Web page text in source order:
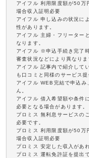
アイフル 利用限度額が50万
場合収入証明必要
アイフル 申し込みの状況に
性があります。
アイフル 主婦・フリーター
なります。
アイフル ※申込手続き完了
審査状況などにより異なりま
アイフル 記事内で紹介して
も口コミと同様のサービス
アイフル WEB完結で申込み
ん。
アイフル 借入希望額や条件
必要となる場合があります。
プロミス 無利息サービスの
必要です。
プロミス 利用限度額が50万
場合収入証明必要
プロミス 安定した収入があ
プロミス 運転免許証を提出